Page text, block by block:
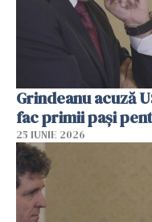
Grindeanu acuză
fac primii pași
25 IUNIE 2026